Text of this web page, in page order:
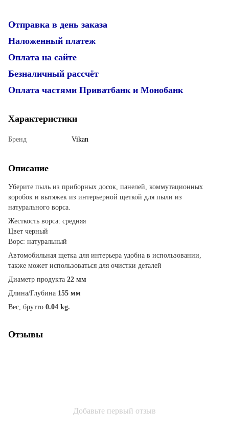
Отправка в день заказа
Наложенный платеж
Оплата на сайте
Безналичный рассчёт
Оплата частями Приватбанк и Монобанк
Характеристики
Бренд Vikan
Описание
Уберите пыль из приборных досок, панелей, коммутационных
коробок и вытяжек из интерьерной щеткой для пыли из
натурального ворса.
Жесткость ворса: средняя
Цвет черный
Ворс: натуральный
Автомобильная щетка для интерьера удобна в использовании,
также может использоваться для очистки деталей
Диаметр продукта 22 мм
Длина/Глубина 155 мм
Вес, брутто 0.04 kg.
Отзывы
Добавьте первый отзыв